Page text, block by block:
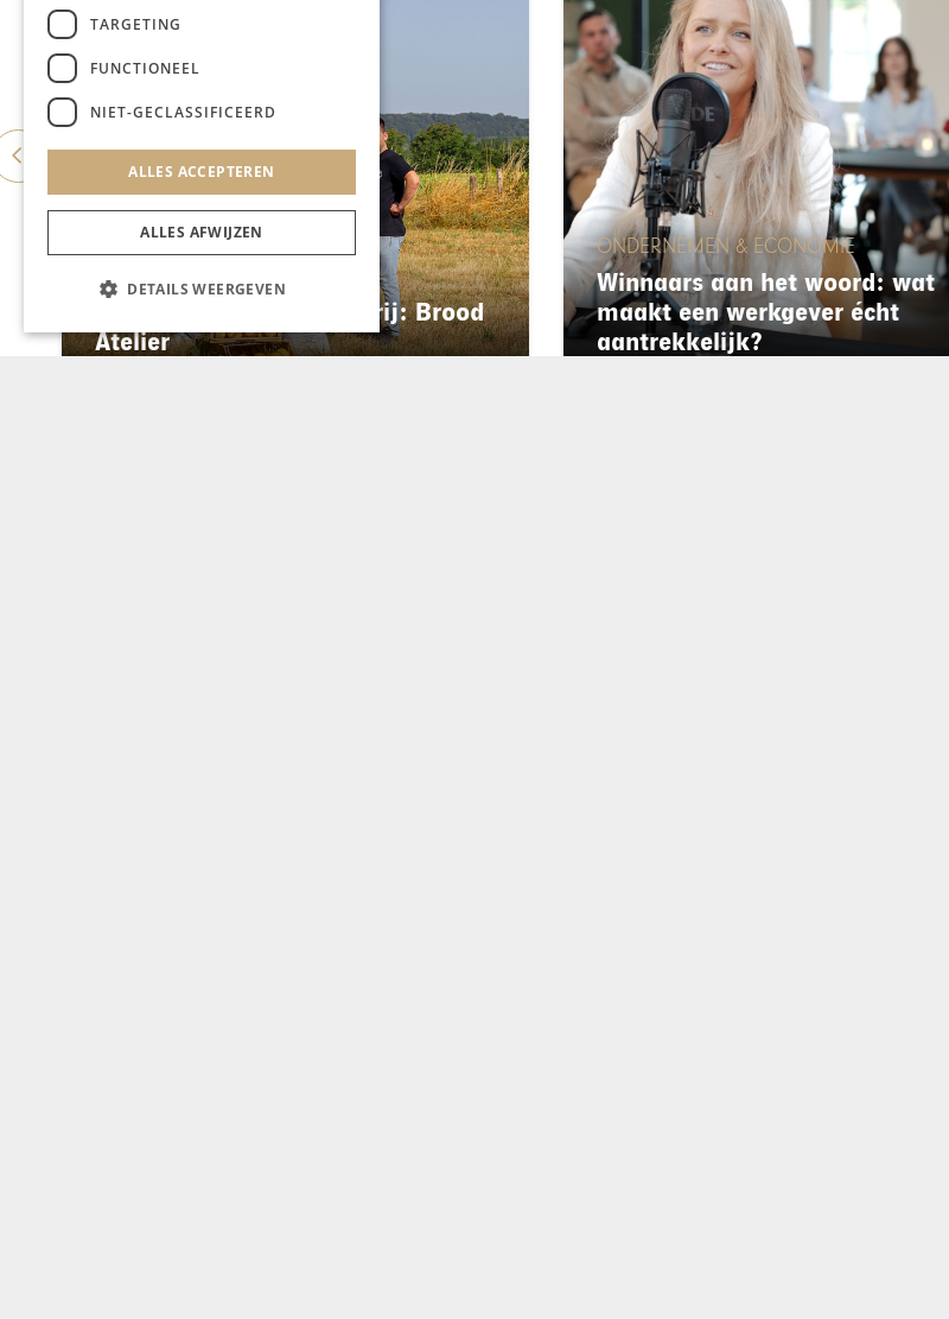
GASTRONOMIE
ES&C opent eigen bakkerij: Brood
Atelier
ONDERNEMEN & ECONOMIE
Winnaars aan het woord: wat
maakt een werkgever écht
aantrekkelijk?
TARGETING
FUNCTIONEEL
NIET-GECLASSIFICEERD
ALLES ACCEPTEREN
ALLES AFWIJZEN
DETAILS WEERGEVEN